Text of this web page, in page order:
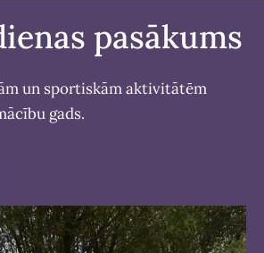
pasākums
un sportiskām aktivitātēm
gads.